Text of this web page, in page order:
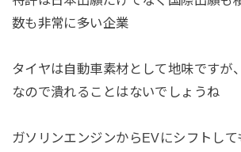
数も非常に多い企業
タイヤは自動車素材として地味ですが
なので潰れることはないでしょうね
ガソリンエンジンからEVにシフトし